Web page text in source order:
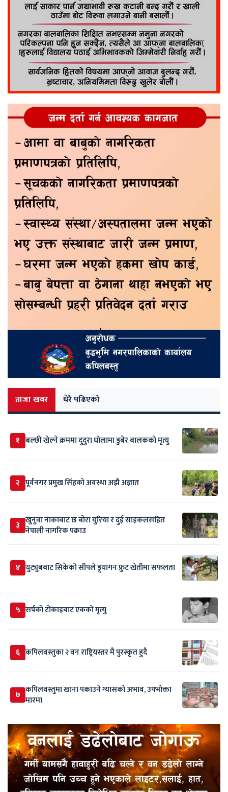
ताजा खबर धेरै पढिएको
१ बल्छी खेल्ने क्रममा दुदुरा घोलामा डुबेर बालकको मृत्यु
२ पूर्वनगर प्रमुख सिंहको अवस्था अझै अज्ञात
३ खुनुवा नाकाबाट छ बोरा युरिया र दुई साइकलसहित
नेपाली नागरिक पक्राउ
४ युट्युबबाट सिकेको सीपले ड्र्यागन फ्रुट खेतीमा सफलता
५ सर्पकाे टाेकाइबाट एकको मृत्यु
६ कपिलवस्तुका २ वन राष्ट्रियस्तर मै पुरस्कृत हुदै
७ कपिलवस्तुमा खाना पकाउने ग्यासको अभाव, उपभोक्ता
मारमा